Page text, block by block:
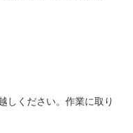
しください。作業に取り